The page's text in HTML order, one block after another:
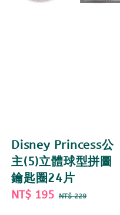
Disney Princess公
主(5)立體球型拼圖
鑰匙圈24片
Sale
NT$ 195 Regular
NT$ 229